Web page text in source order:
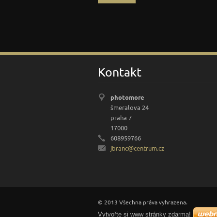
Kontakt
photomore
šmeralova 24
praha 7
17000
608959766
jbranc@centrum.cz
© 2013 Všechna práva vyhrazena.
Vytvořte si www stránky zdarma!